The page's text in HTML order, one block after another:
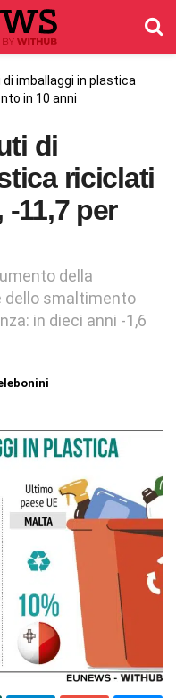
di imballaggi in plastica
in 10 anni
di
riciclati
11,7 per
della
dello smaltimento
in dieci anni -1,6